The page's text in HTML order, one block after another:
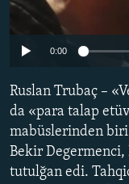
FİKİR
Русский
Українською
QOŞULIÑIZ!
0:00
Ruslan Trubaç –
da «para talap etüv
mabüslerinden
Bekir Degermenci,
tutulğan edi.